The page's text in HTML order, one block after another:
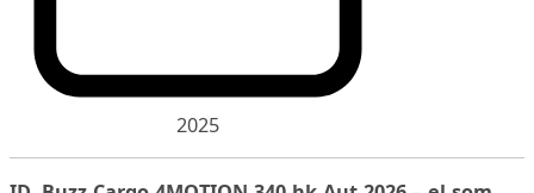
2025